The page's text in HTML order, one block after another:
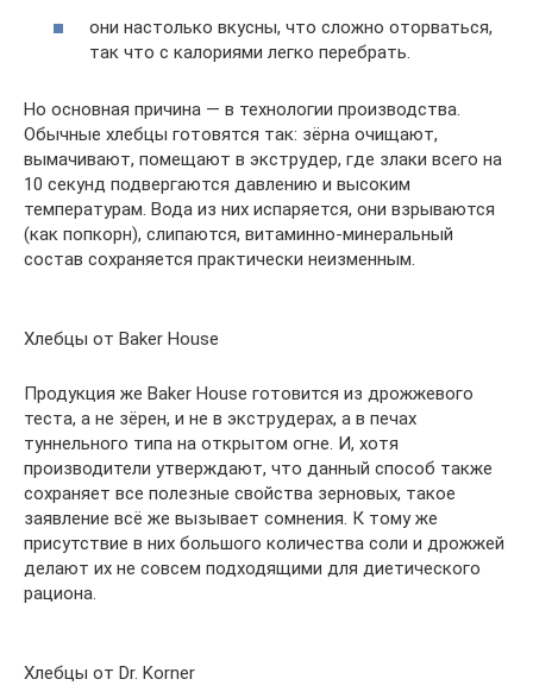
они настолько вкусны, что сложно оторваться,
так что с калориями легко перебрать.
Но основная причина — в технологии производства.
Обычные хлебцы готовятся так: зёрна очищают,
вымачивают, помещают в экструдер, где злаки всего на
10 секунд подвергаются давлению и высоким
температурам. Вода из них испаряется, они взрываются
(как попкорн), слипаются, витаминно-минеральный
состав сохраняется практически неизменным.
Хлебцы от Baker House
Продукция же Baker House готовится из дрожжевого
теста, а не зёрен, и не в экструдерах, а в печах
туннельного типа на открытом огне. И, хотя
производители утверждают, что данный способ также
сохраняет все полезные свойства зерновых, такое
заявление всё же вызывает сомнения. К тому же
присутствие в них большого количества соли и дрожжей
делают их не совсем подходящими для диетического
рациона.
Хлебцы от Dr. Korner